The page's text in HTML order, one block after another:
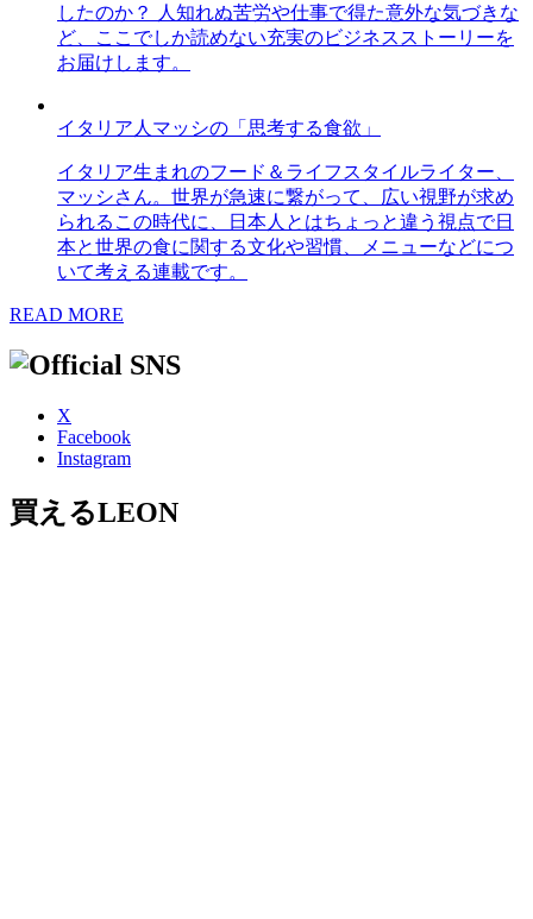
したのか？ 人知れぬ苦労や仕事で得た意外な気づきな
ど、ここでしか読めない充実のビジネスストーリーを
お届けします。
イタリア人マッシの「思考する食欲」
イタリア生まれのフード＆ライフスタイルライター、
マッシさん。世界が急速に繋がって、広い視野が求め
られるこの時代に、日本人とはちょっと違う視点で日
本と世界の食に関する文化や習慣、メニューなどにつ
いて考える連載です。
READ MORE
X
Facebook
Instagram
買えるLEON